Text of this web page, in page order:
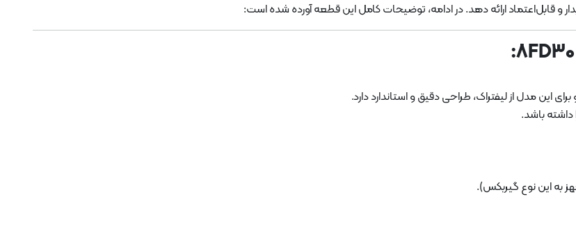
قابل‌اعتماد ارائه دهد. در ادامه، توضیحات کامل این قطعه آورده شده است:
این مدل از لیفتراک، طراحی دقیق و استاندارد دارد.
داشته باشد.
به این نوع گیربکس).